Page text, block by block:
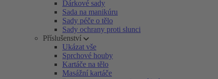
Dárkové sady
Sada na manikúru
Sady péče o tělo
Sady ochrany proti slunci
Příslušenství
Ukázat vše
Sprchové houby
Kartáče na tělo
Masážní kartáče